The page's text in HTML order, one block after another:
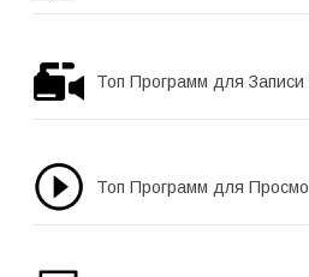
Топ Программ для
Топ Программ для